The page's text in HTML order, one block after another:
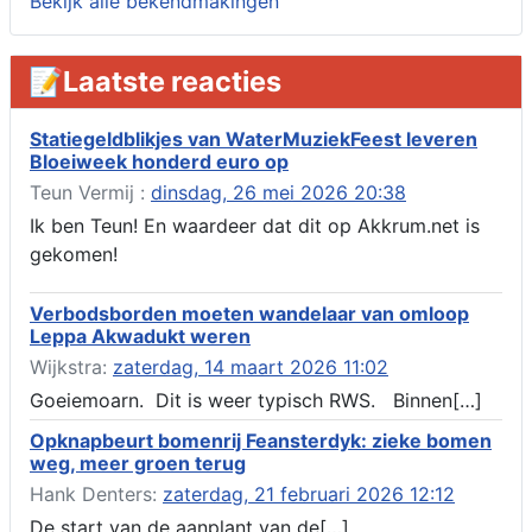
Verlening omgevingsvergunning, tijdelijk gebruik openbare
ruimte 02-10 t/m 02-11-2026, sitadel voor nr 6 te Akkrum
Aanvraag omgevingsvergunning, tijdelijk gebruik openbare
ruimte 02-10 t/m 02-11-2026, sitadel voor nr 6 te Akkrum
Verlenging beslistermijn aanvraag omgevingsvergunning,
heechein 28, 8491 em Akkrum
Aanvraag omgevingsvergunning, veranderen van een woning
(voordeur en dakkapel), boarnsterdyk 75 Akkrum
aanbrengen van asfalt t.b.v. onderhoud fietspad t.h.v
boarnsterdyk, Akkrum
Verlening ontheffing geluid, boarnsw?l Akkrum
Kennisgeving vergunningaanvraag voor het -bouwwerken,
werken en objecten in of bij een oppervlaktewaterlichaam, niet
zijnde de noordzee, of waterkering in beheer bij het rijk te
Akkrum
Verlening omgevingsvergunning, veranderen van twee
bruggen (renovatie), ljouwerterdyk nabij nummer 6 Akkrum
Verlening ontheffing geluid, heechein Akkrum
Melding milieubelastende activiteit aanleggen gesloten
📝Laatste reacties
Statiegeldblikjes van WaterMuziekFeest leveren
Bloeiweek honderd euro op
Teun Vermij : dinsdag, 26 mei 2026 20:38
Ik ben Teun! En waardeer dat dit op Akkrum.net is
gekomen!
Verbodsborden moeten wandelaar van omloop
Leppa Akwadukt weren
Wijkstra: zaterdag, 14 maart 2026 11:02
Goeiemoarn. Dit is weer typisch RWS. Binnen[…]
Opknapbeurt bomenrij Feansterdyk: zieke bomen
weg, meer groen terug
Hank Denters: zaterdag, 21 februari 2026 12:12
De start van de aanplant van de[…]